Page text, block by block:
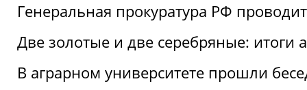
Генеральная прокуратура РФ
Две золотые и две серебряные:
В аграрном университете прошли